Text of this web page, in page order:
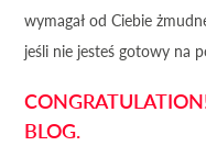
wymagał od Ciebie
jeśli nie jesteś gotowy na
BLOG.